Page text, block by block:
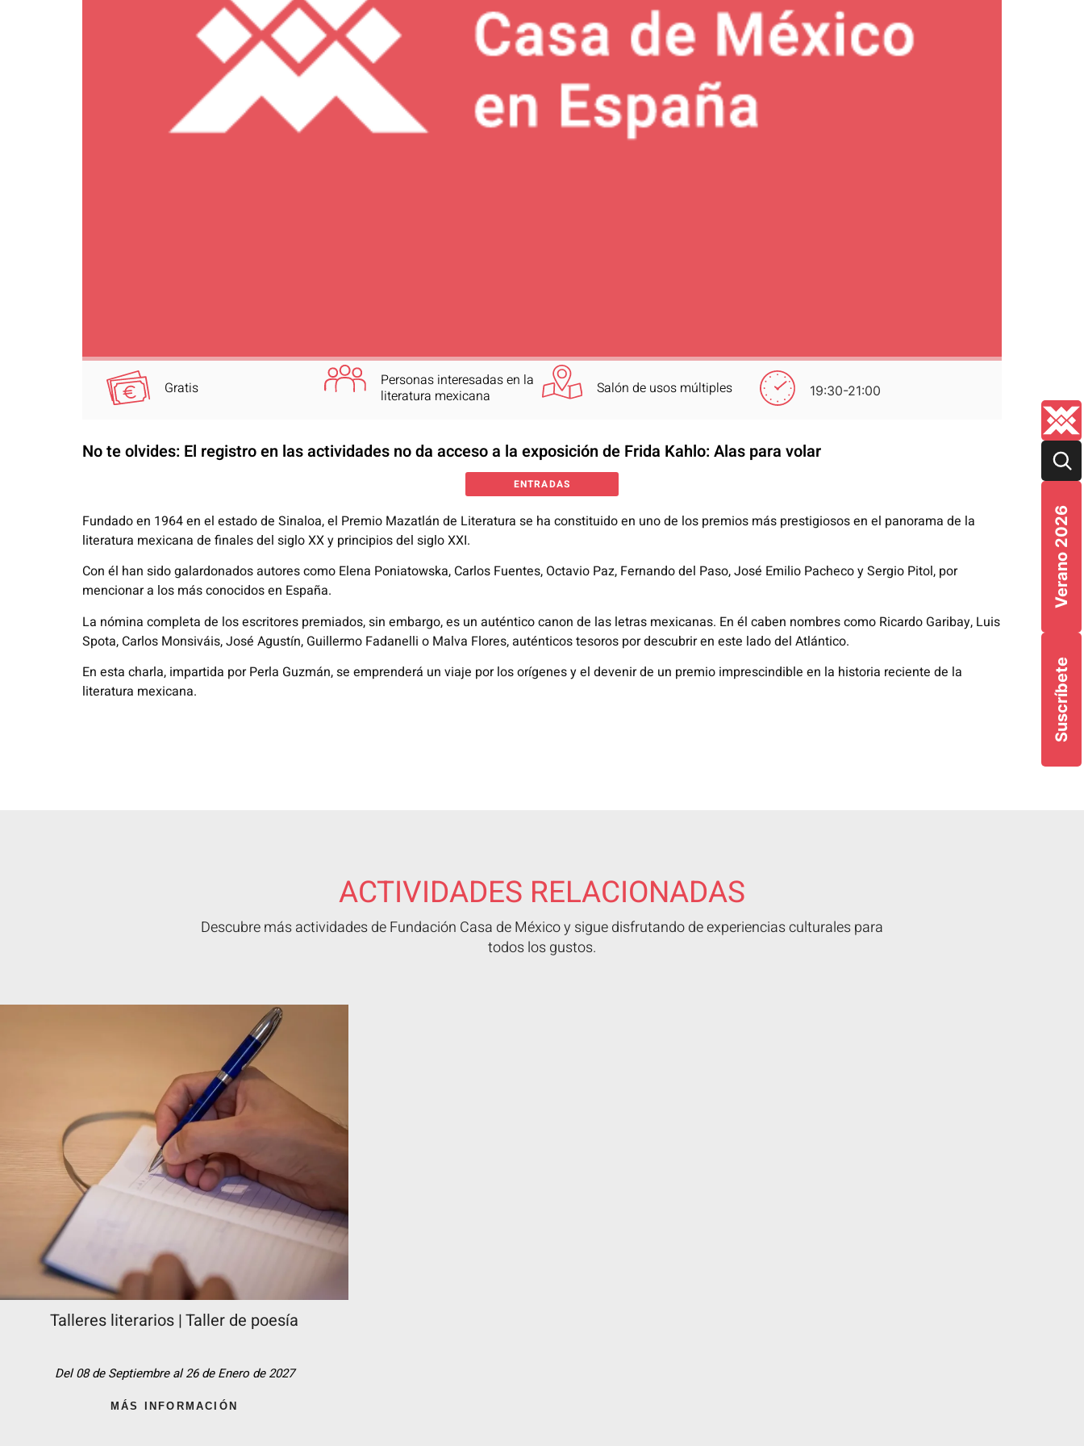
Suscríbete
Verano 2026
Gratis
Personas interesadas en la
literatura mexicana
Salón de usos múltiples 19:30-21:00
No te olvides: El registro en las actividades no da acceso a la exposición de Frida Kahlo: Alas para volar
ENTRADAS
Fundado en 1964 en el estado de Sinaloa, el Premio Mazatlán de Literatura se ha constituido en uno de los premios más prestigiosos en el panorama de la
literatura mexicana de finales del siglo XX y principios del siglo XXI.
Con él han sido galardonados autores como Elena Poniatowska, Carlos Fuentes, Octavio Paz, Fernando del Paso, José Emilio Pacheco y Sergio Pitol, por
mencionar a los más conocidos en España.
La nómina completa de los escritores premiados, sin embargo, es un auténtico canon de las letras mexicanas. En él caben nombres como Ricardo Garibay, Luis
Spota, Carlos Monsiváis, José Agustín, Guillermo Fadanelli o Malva Flores, auténticos tesoros por descubrir en este lado del Atlántico.
En esta charla, impartida por Perla Guzmán, se emprenderá un viaje por los orígenes y el devenir de un premio imprescindible en la historia reciente de la
literatura mexicana.
ACTIVIDADES RELACIONADAS
Descubre más actividades de Fundación Casa de México y sigue disfrutando de experiencias culturales para
todos los gustos.
Talleres literarios | Taller de poesía
Del 08 de Septiembre al 26 de Enero de 2027
MÁS INFORMACIÓN